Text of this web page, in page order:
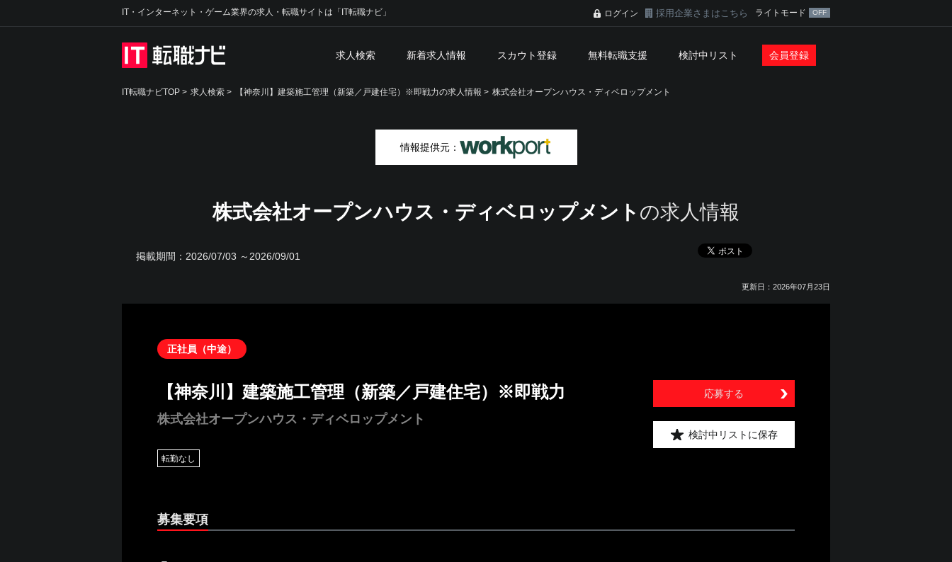
IT・インターネット・ゲーム業界の求人・転職サイトは「IT転職ナビ」 ログイン 採用企業さまはこちら ライトモード
求人検索 新着求人情報 スカウト登録 無料転職支援 検討中リスト 会員登録
IT転職ナビTOP > 求人検索 > 【神奈川】建築施工管理（新築／戸建住宅）※即戦力の求人情報 > 株式会社オープンハウス・ディベロップメント
情報提供元：
株式会社オープンハウス・ディベロップメント の求人情報
掲載期間： 2026/07/03 ～2026/09/01
更新日：2026年07月23日
正社員（中途）
【神奈川】建築施工管理（新築／戸建住宅）※即戦力
株式会社オープンハウス・ディベロップメント
転勤なし
応募する
検討中リストに保存
募集要項